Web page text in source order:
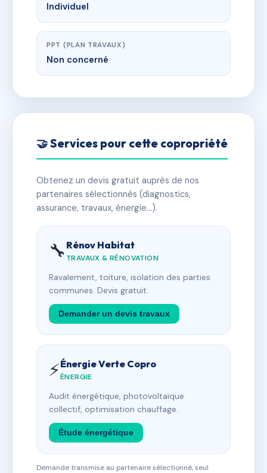
Individuel
PPT (PLAN TRAVAUX)
Non concerné
🤝 Services pour cette copropriété
Obtenez un devis gratuit auprès de nos
partenaires sélectionnés (diagnostics,
assurance, travaux, énergie…).
🔧 Rénov Habitat
TRAVAUX & RÉNOVATION
Ravalement, toiture, isolation des parties
communes. Devis gratuit.
Demander un devis travaux
⚡Énergie Verte Copro
ÉNERGIE
Audit énergétique, photovoltaïque
collectif, optimisation chauffage.
Étude énergétique
Demande transmise au partenaire sélectionné, seul